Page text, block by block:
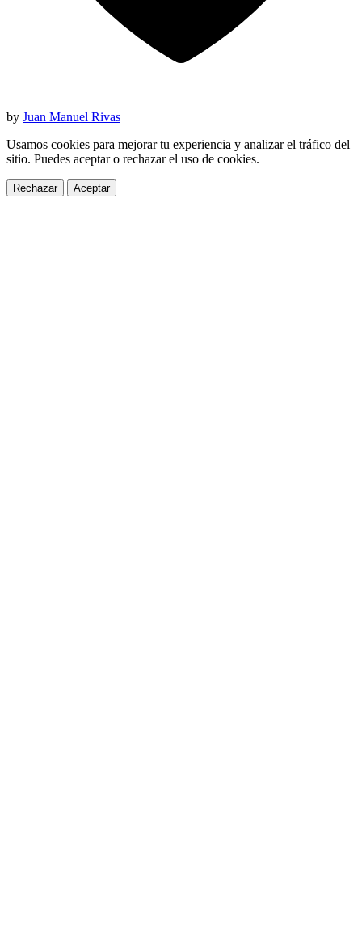
by Juan Manuel Rivas
Usamos cookies para mejorar tu experiencia y analizar el tráfico del
sitio. Puedes aceptar o rechazar el uso de cookies.
Rechazar Aceptar